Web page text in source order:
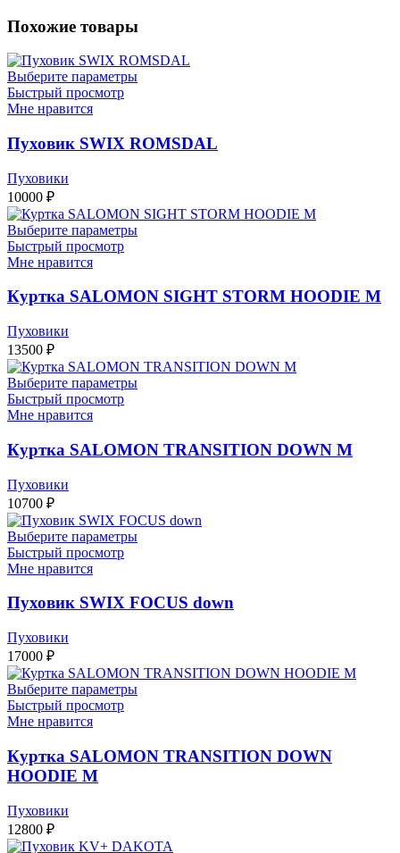
Похожие товары
Выберите параметры
Быстрый просмотр
Мне нравится
Пуховик SWIX ROMSDAL
Пуховики
10000 ₽
Выберите параметры
Быстрый просмотр
Мне нравится
Куртка SALOMON SIGHT STORM HOODIE M
Пуховики
13500 ₽
Выберите параметры
Быстрый просмотр
Мне нравится
Куртка SALOMON TRANSITION DOWN M
Пуховики
10700 ₽
Выберите параметры
Быстрый просмотр
Мне нравится
Пуховик SWIX FOCUS down
Пуховики
17000 ₽
Выберите параметры
Быстрый просмотр
Мне нравится
Куртка SALOMON TRANSITION DOWN
HOODIE M
Пуховики
12800 ₽